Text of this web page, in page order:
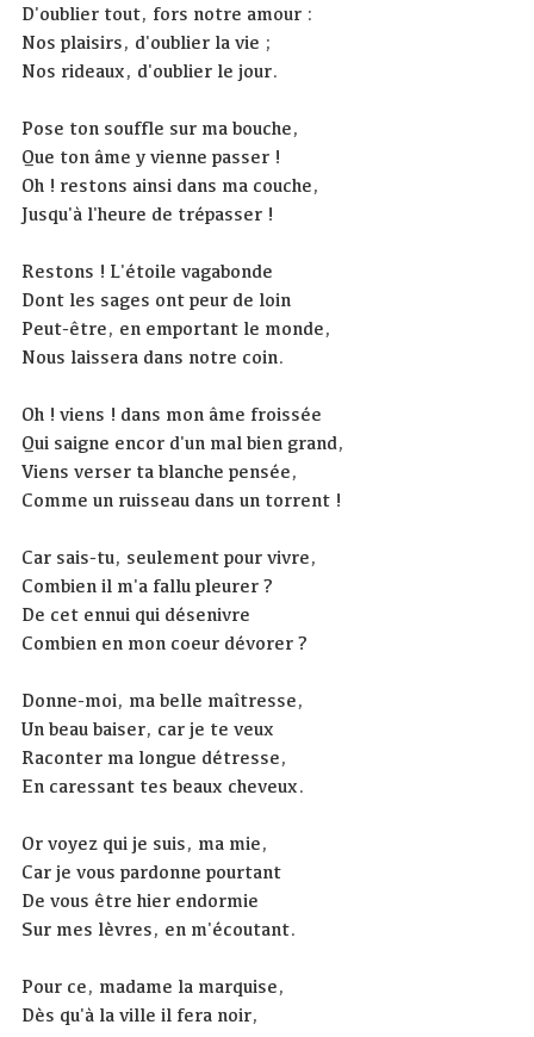
D'oublier tout, fors notre amour :
Nos plaisirs, d'oublier la vie ;
Nos rideaux, d'oublier le jour.
Pose ton souffle sur ma bouche,
Que ton âme y vienne passer !
Oh ! restons ainsi dans ma couche,
Jusqu'à l'heure de trépasser !
Restons ! L'étoile vagabonde
Dont les sages ont peur de loin
Peut-être, en emportant le monde,
Nous laissera dans notre coin.
Oh ! viens ! dans mon âme froissée
Qui saigne encor d'un mal bien grand,
Viens verser ta blanche pensée,
Comme un ruisseau dans un torrent !
Car sais-tu, seulement pour vivre,
Combien il m'a fallu pleurer ?
De cet ennui qui désenivre
Combien en mon coeur dévorer ?
Donne-moi, ma belle maîtresse,
Un beau baiser, car je te veux
Raconter ma longue détresse,
En caressant tes beaux cheveux.
Or voyez qui je suis, ma mie,
Car je vous pardonne pourtant
De vous être hier endormie
Sur mes lèvres, en m'écoutant.
Pour ce, madame la marquise,
Dès qu'à la ville il fera noir,